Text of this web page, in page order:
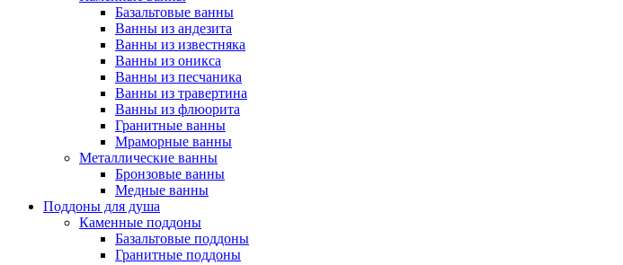
Базальтовые ванны
Ванны из андезита
Ванны из известняка
Ванны из оникса
Ванны из песчаника
Ванны из травертина
Ванны из флюорита
Гранитные ванны
Мраморные ванны
Металлические ванны
Бронзовые ванны
Медные ванны
Поддоны для душа
Каменные поддоны
Базальтовые поддоны
Гранитные поддоны